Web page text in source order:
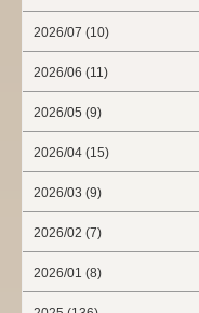
2026/07 (10)
2026/06 (11)
2026/05 (9)
2026/04 (15)
2026/03 (9)
2026/02 (7)
2026/01 (8)